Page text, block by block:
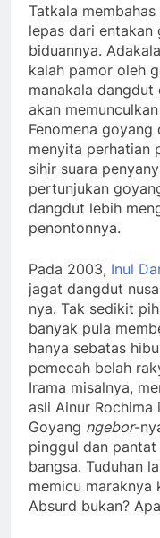
Tatkala
lepas dari entakan
biduannya.
kalah pamor oleh
manakala dangdut
akan
Fenomena
menyita perhatian
sihir suara
pertunjukan
dangdut lebih
penontonnya.
Pada 2003, Inul
jagat dangdut
nya. Tak sedikit
banyak pula
hanya sebatas
pemecah belah
Irama misalnya,
asli Ainur
Goyang ngebor-
pinggul dan
bangsa. Tuduhan
memicu maraknya
Absurd bukan?